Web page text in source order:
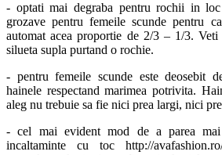
- optati mai degraba pentru rochii in
grozave pentru femeile scunde pentru
automat acea proportie de 2/3 – 1/3.
silueta supla purtand o rochie.
- pentru femeile scunde este deosebit
hainele respectand marimea potrivita.
aleg nu trebuie sa fie nici prea largi, nici
- cel mai evident mod de a parea
incaltaminte cu toc http://avafashion.ro/